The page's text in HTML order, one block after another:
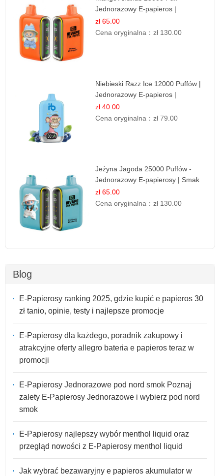
Jednorazowy E-papieros |
Egzotyczny Smak
zł 65.00
Cena oryginalna：zł 130.00
Niebieski Razz Ice 12000 Puffów |
Jednorazowy E-papieros |
Jagodowy Chłód
zł 40.00
Cena oryginalna：zł 79.00
Jeżyna Jagoda 25000 Puffów -
Jednorazowy E-papierosy | Smak
Leśnych Owoców
zł 65.00
Cena oryginalna：zł 130.00
Blog
E-Papierosy ranking 2025, gdzie kupić e papieros 30
zł tanio, opinie, testy i najlepsze promocje
E-Papierosy dla każdego, poradnik zakupowy i
atrakcyjne oferty allegro bateria e papieros teraz w
promocji
E-Papierosy Jednorazowe pod nord smok Poznaj
zalety E-Papierosy Jednorazowe i wybierz pod nord
smok
E-Papierosy najlepszy wybór menthol liquid oraz
przegląd nowości z E-Papierosy menthol liquid
Jak wybrać bezawaryjny e papieros akumulator w